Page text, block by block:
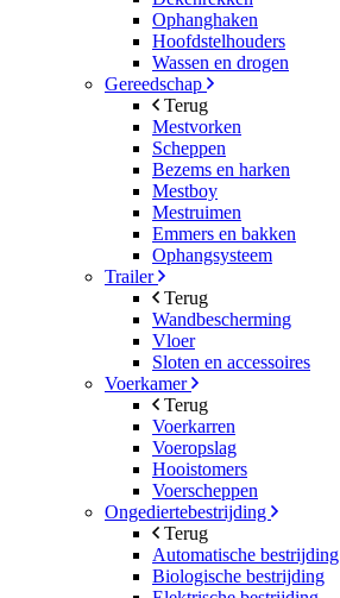
Ophanghaken
Hoofdstelhouders
Wassen en drogen
Gereedschap
Terug
Mestvorken
Scheppen
Bezems en harken
Mestboy
Mestruimen
Emmers en bakken
Ophangsysteem
Trailer
Terug
Wandbescherming
Vloer
Sloten en accessoires
Voerkamer
Terug
Voerkarren
Voeropslag
Hooistomers
Voerscheppen
Ongediertebestrijding
Terug
Automatische bestrijding
Biologische bestrijding